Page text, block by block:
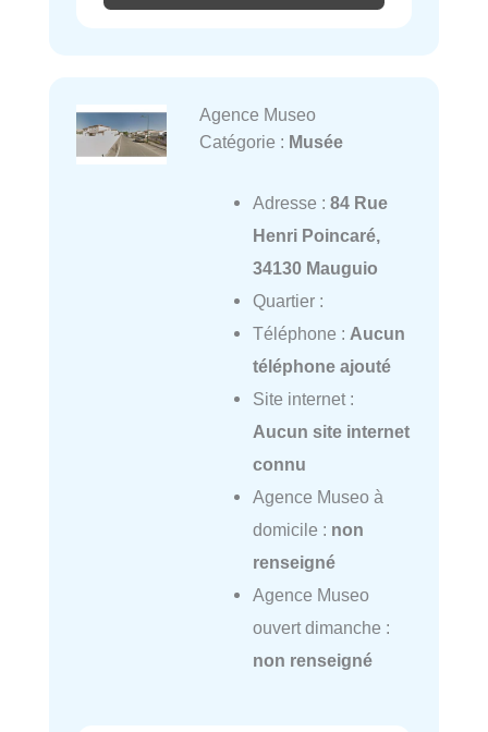
Agence Museo
Catégorie : Musée
Adresse : 84 Rue
Henri Poincaré,
34130 Mauguio
Quartier :
Téléphone : Aucun
téléphone ajouté
Site internet :
Aucun site internet
connu
Agence Museo à
domicile : non
renseigné
Agence Museo
ouvert dimanche :
non renseigné